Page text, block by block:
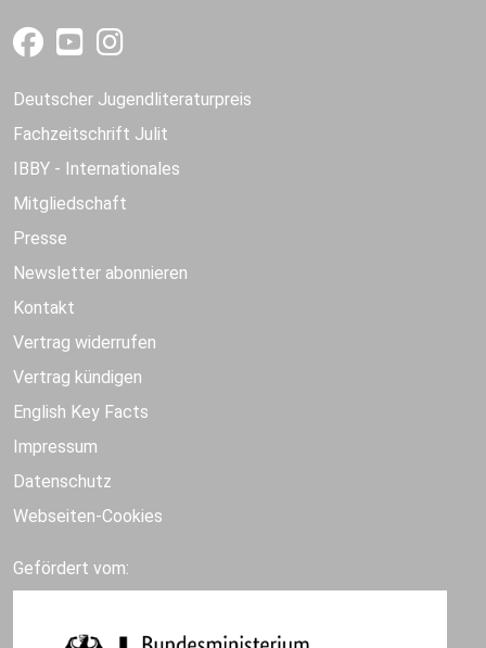
Deutscher Jugendliteraturpreis
Fachzeitschrift Julit
IBBY - Internationales
Mitgliedschaft
Presse
Newsletter abonnieren
Kontakt
Vertrag widerrufen
Vertrag kündigen
English Key Facts
Impressum
Datenschutz
Webseiten-Cookies
Gefördert vom: